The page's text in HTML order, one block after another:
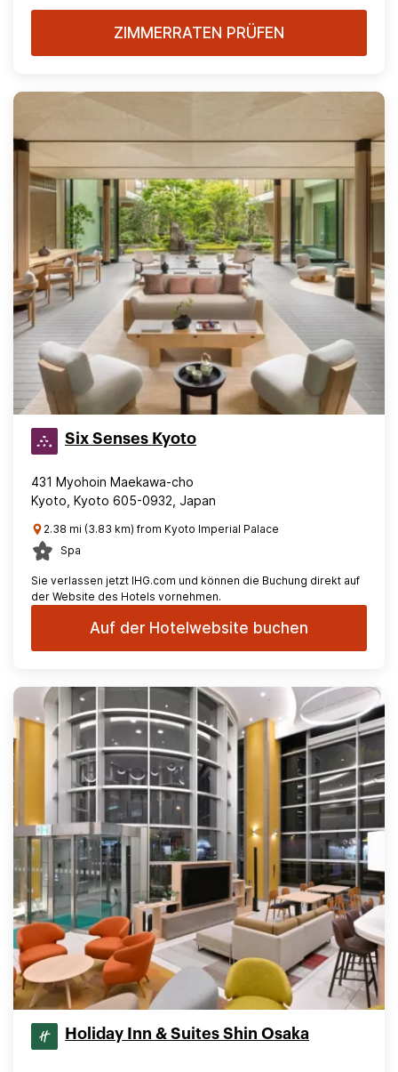
ZIMMERRATEN PRÜFEN
Six Senses Kyoto
431 Myohoin Maekawa-cho
Kyoto, Kyoto 605-0932, Japan
2.38 mi (3.83 km) from Kyoto Imperial Palace
Spa
Sie verlassen jetzt IHG.com und können die Buchung direkt auf
der Website des Hotels vornehmen.
Auf der Hotelwebsite buchen
Holiday Inn & Suites Shin Osaka